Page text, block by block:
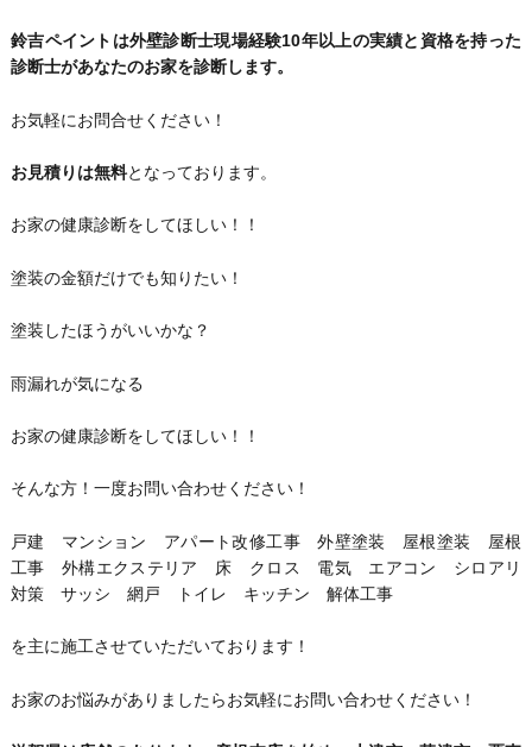
鈴吉ペイントは外壁診断士現場経験10年以上の実績と資格を持った
診断士があなたのお家を診断します。
お気軽にお問合せください！
お見積りは無料となっております。
お家の健康診断をしてほしい！！
塗装の金額だけでも知りたい！
塗装したほうがいいかな？
雨漏れが気になる
お家の健康診断をしてほしい！！
そんな方！一度お問い合わせください！
戸建 マンション アパート改修工事 外壁塗装 屋根塗装 屋根
工事 外構エクステリア 床 クロス 電気 エアコン シロアリ
対策 サッシ 網戸 トイレ キッチン 解体工事
を主に施工させていただいております！
お家のお悩みがありましたらお気軽にお問い合わせください！